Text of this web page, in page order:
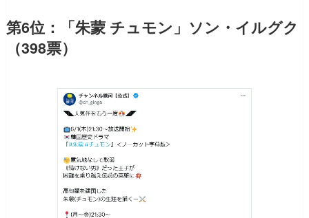
第6位：「朱蒙 チュモン」ソン・イルグク
（398票）